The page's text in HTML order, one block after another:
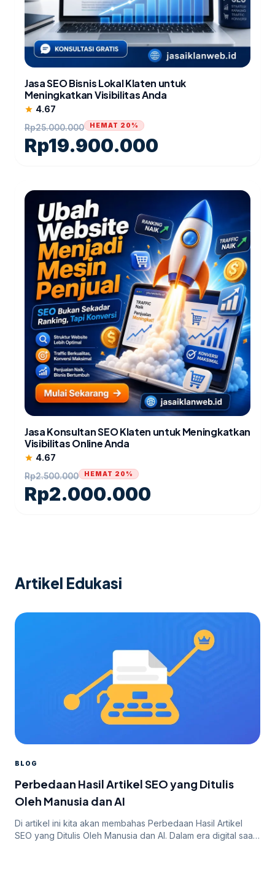
Jasa SEO Bisnis Lokal Klaten untuk
Meningkatkan Visibilitas Anda
star 4.67
Rp25.000.000
Rp19.900.000
HEMAT 20%
Jasa Konsultan SEO Klaten untuk Meningkatkan
Visibilitas Online Anda
star 4.67
Rp2.500.000
Rp2.000.000
HEMAT 20%
Artikel Edukasi
BLOG
Perbedaan Hasil Artikel SEO yang Ditulis
Oleh Manusia dan AI
Di artikel ini kita akan membahas Perbedaan Hasil Artikel
SEO yang Ditulis Oleh Manusia dan AI. Dalam era digital saat